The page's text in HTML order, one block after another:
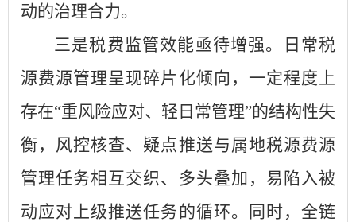
动的治理合力。
三是税费监管效能亟待增强。日常税
源费源管理呈现碎片化倾向，一定程度上
存在“重风险应对、轻日常管理”的结构性失
衡，风控核查、疑点推送与属地税源费源
管理任务相互交织、多头叠加，易陷入被
动应对上级推送任务的循环。同时，全链